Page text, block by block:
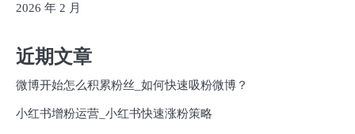
2026 年 2 月
近期文章
微博开始怎么积累粉丝_如何快速吸粉微博？
小红书增粉运营_小红书快速涨粉策略